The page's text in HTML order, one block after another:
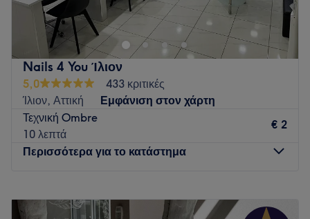
προσφέρει μια μεγάλη γκάμα υπηρεσιών ομορφιάς.
Go to venue
Nails 4 You Ίλιον
5,0
433 κριτικές
Ίλιον, Αττική
Εμφάνιση στον χάρτη
Τεχνική Ombre
10 λεπτά
€ 2
Περισσότερα για το κατάστημα
Τρίτη
09:00–
21:00